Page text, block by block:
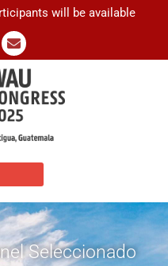
will be available
Seleccionado